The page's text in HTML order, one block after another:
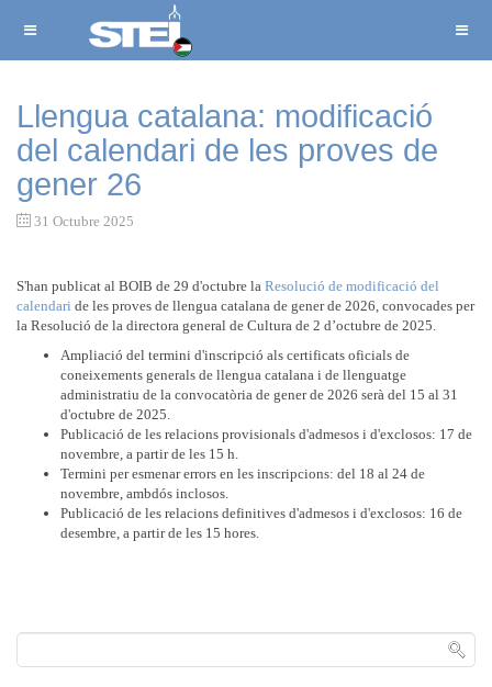
Llengua catalana: modificació
del calendari de les proves de
gener 26
31 Octubre 2025
S'han publicat al BOIB de 29 d'octubre la Resolució de modificació del
calendari de les proves de llengua catalana de gener de 2026, convocades per
la Resolució de la directora general de Cultura de 2 d’octubre de 2025.
Ampliació del termini d'inscripció als certificats oficials de
coneixements generals de llengua catalana i de llenguatge
administratiu de la convocatòria de gener de 2026 serà del 15 al 31
d'octubre de 2025.
Publicació de les relacions provisionals d'admesos i d'exclosos: 17 de
novembre, a partir de les 15 h.
Termini per esmenar errors en les inscripcions: del 18 al 24 de
novembre, ambdós inclosos.
Publicació de les relacions definitives d'admesos i d'exclosos: 16 de
desembre, a partir de les 15 hores.